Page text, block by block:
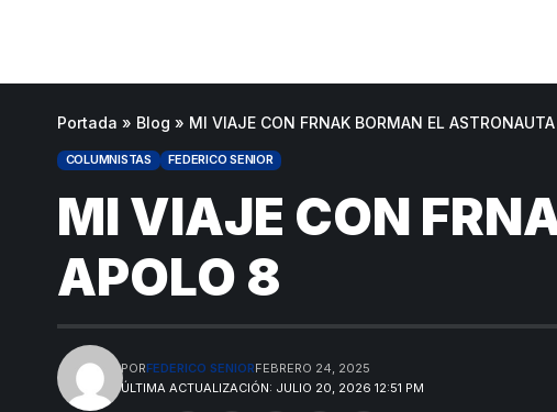
Portada » Blog » MI VIAJE CON FRNAK BORMAN EL
COLUMNISTAS FEDERICO SENIOR
MI VIAJE CON
APOLO 8
ÚLTIMA ACTUALIZACIÓN: JULIO 20, 2026 12:51 PM
PORFEDERICO SENIORFEBRERO 24, 2025